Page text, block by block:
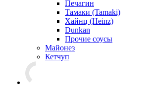
Печагин
Тамаки (Tamaki)
Хайнц (Heinz)
Dunkan
Прочие соусы
Майонез
Кетчуп